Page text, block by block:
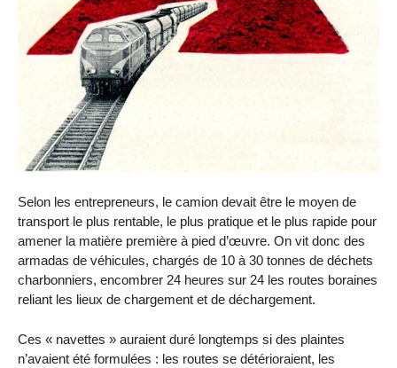
Selon les entrepreneurs, le camion devait être le moyen de
transport le plus rentable, le plus pratique et le plus rapide pour
amener la matière première à pied d’œuvre. On vit donc des
armadas de véhicules, chargés de 10 à 30 tonnes de déchets
charbonniers, encombrer 24 heures sur 24 les routes boraines
reliant les lieux de chargement et de déchargement.
Ces « navettes » auraient duré longtemps si des plaintes
n’avaient été formulées : les routes se détérioraient, les